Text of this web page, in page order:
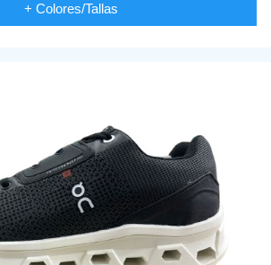
+ Colores/Tallas